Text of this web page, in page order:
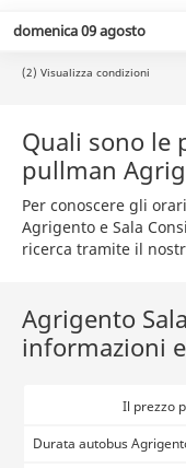
domenica 09 agosto
(2) Visualizza condizioni
Quali sono le
pullman
Per conoscere gli
Agrigento e Sala
ricerca tramite il
Agrigento
informazioni
Il prezzo